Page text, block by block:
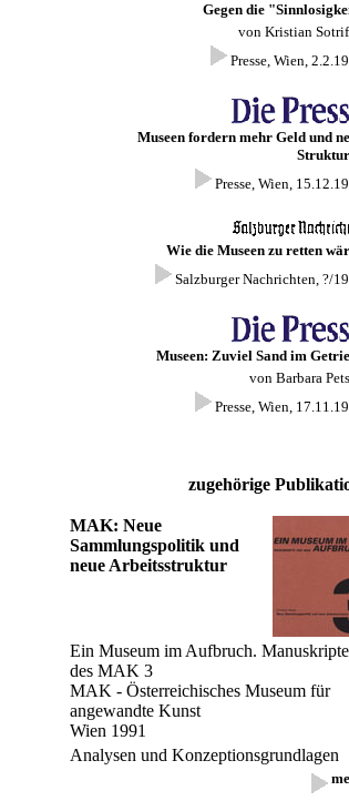
Gegen die
von Kristian
Presse, Wien,
Museen fordern mehr Geld und
Presse, Wien,
Wie die Museen zu retten
Salzburger Nachrichten, ?/
Museen: Zuviel Sand im
von Barbara
Presse, Wien,
zugehörige
MAK: Neue
Sammlungspolitik und
neue Arbeitsstruktur
Ein Museum im Aufbruch. Manuskripte
des MAK 3
MAK - Österreichisches Museum für
angewandte Kunst
Wien 1991
Analysen und Konzeptionsgrundlagen